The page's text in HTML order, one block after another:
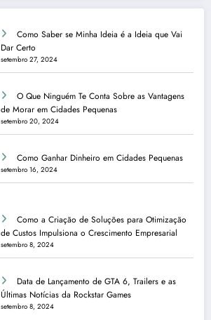
Como Saber se Minha Ideia é a Ideia que Vai
Dar Certo
setembro 27, 2024
O Que Ninguém Te Conta Sobre as Vantagens
de Morar em Cidades Pequenas
setembro 20, 2024
Como Ganhar Dinheiro em Cidades Pequenas
setembro 16, 2024
Como a Criação de Soluções para Otimização
de Custos Impulsiona o Crescimento Empresarial
setembro 8, 2024
Data de Lançamento de GTA 6, Trailers e as
Últimas Notícias da Rockstar Games
setembro 8, 2024